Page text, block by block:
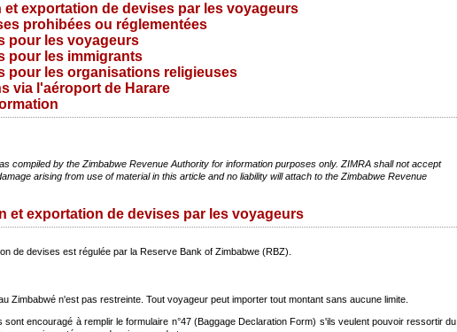
et exportation de devises par les voyageurs
prohibées ou réglementées
pour les voyageurs
pour les immigrants
pour les organisations religieuses
via l'aéroport de Harare
compiled by the Zimbabwe Revenue Authority for information purposes only. ZIMRA shall not accept
arising from use of material in this article and no liability will attach to the Zimbabwe Revenue
et exportation de devises par les voyageurs
de devises est régulée par la Reserve Bank of Zimbabwe (RBZ).
Zimbabwé n'est pas restreinte. Tout voyageur peut importer tout montant sans aucune limite.
sont encouragé à remplir le formulaire n°47 (Baggage Declaration Form) s'ils veulent pouvoir ressortir du